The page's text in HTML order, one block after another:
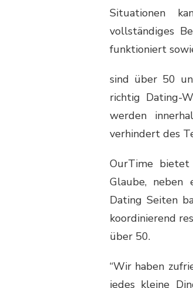
Situationen
vollständiges
funktioniert
sind über 50
richtig Dating-
werden
verhindert des
OurTime bietet
Glaube, neben
Dating Seiten
koordinierend
über 50.
“Wir haben
jedes kleine